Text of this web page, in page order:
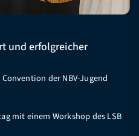
und erfolgreicher
der NBV-Jugend
mit einem Workshop des LSB